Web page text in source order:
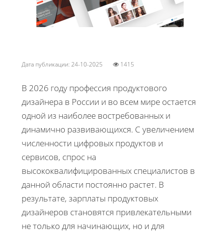
Дата публикации: 24-10-2025 1415
В 2026 году профессия продуктового
дизайнера в России и во всем мире остается
одной из наиболее востребованных и
динамично развивающихся. С увеличением
численности цифровых продуктов и
сервисов, спрос на
высококвалифицированных специалистов в
данной области постоянно растет. В
результате, зарплаты продуктовых
дизайнеров становятся привлекательными
не только для начинающих, но и для